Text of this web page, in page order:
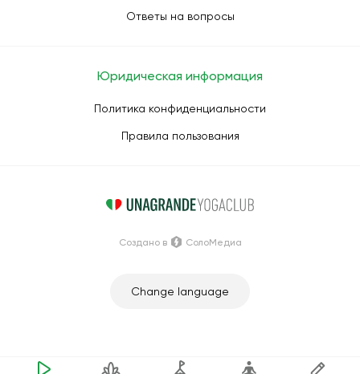
Ответы на вопросы
Юридическая информация
Политика конфиденциальности
Правила пользования
Change language
Создано в СолоМедиа